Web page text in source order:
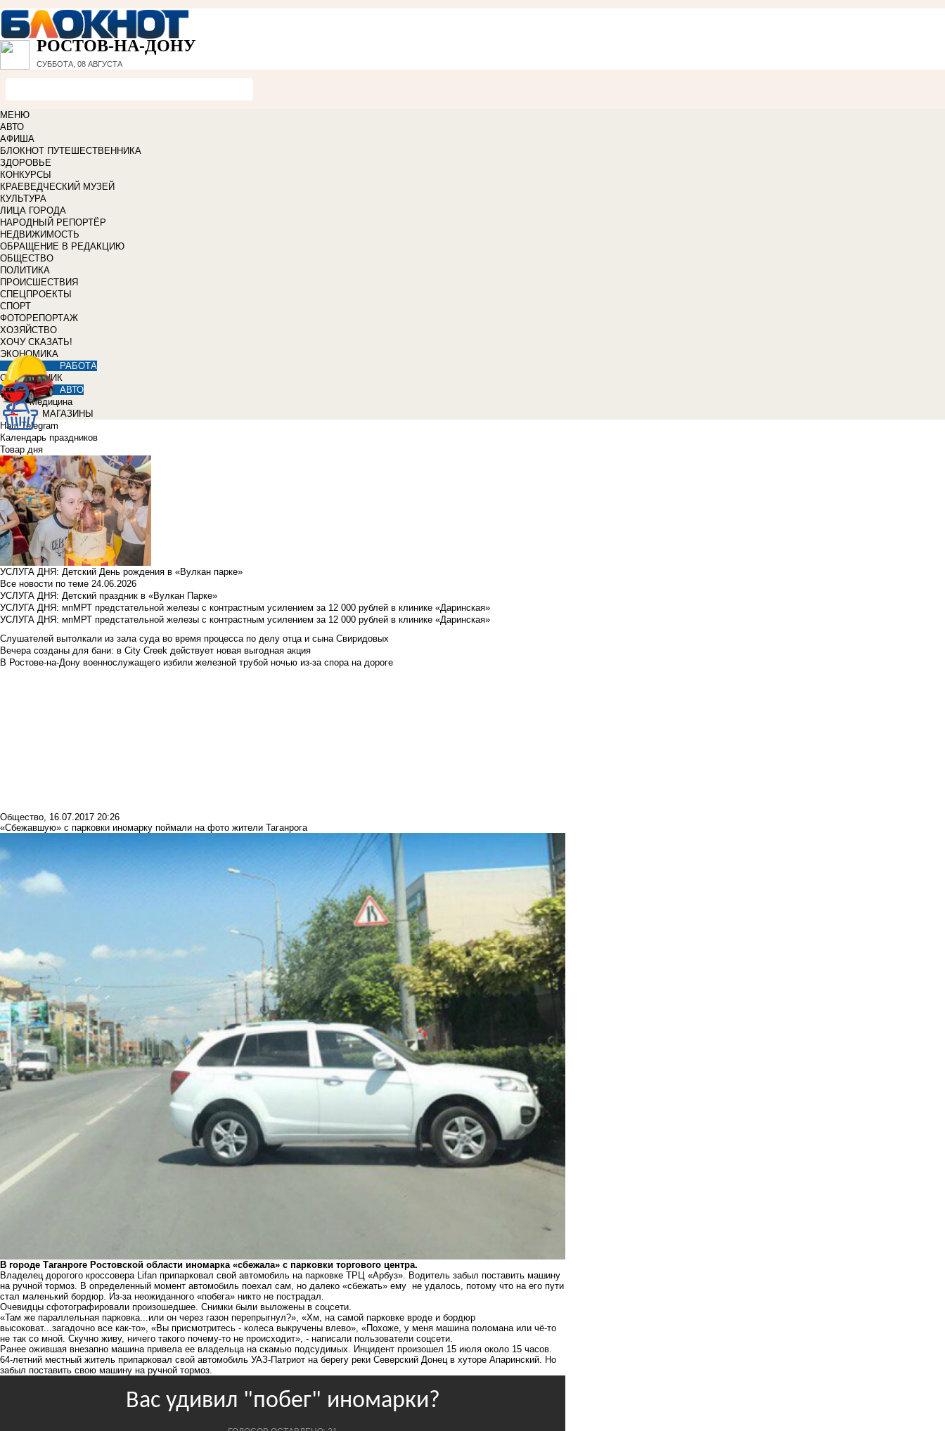
РОСТОВ-НА-ДОНУ
СУББОТА, 08 АВГУСТА
МЕНЮ
АВТО
АФИША
БЛОКНОТ ПУТЕШЕСТВЕННИКА
ЗДОРОВЬЕ
КОНКУРСЫ
КРАЕВЕДЧЕСКИЙ МУЗЕЙ
КУЛЬТУРА
ЛИЦА ГОРОДА
НАРОДНЫЙ РЕПОРТЁР
НЕДВИЖИМОСТЬ
ОБРАЩЕНИЕ В РЕДАКЦИЮ
ОБЩЕСТВО
ПОЛИТИКА
ПРОИСШЕСТВИЯ
СПЕЦПРОЕКТЫ
СПОРТ
ФОТОРЕПОРТАЖ
ХОЗЯЙСТВО
ХОЧУ СКАЗАТЬ!
ЭКОНОМИКА
РАБОТА
СПРАВОЧНИК
АВТО
Медицина
МАГАЗИНЫ
Наш Telegram
Календарь праздников
Товар дня
УСЛУГА ДНЯ: Детский День рождения в «Вулкан парке»
Все новости по теме 24.06.2026
УСЛУГА ДНЯ: Детский праздник в «Вулкан Парке»
УСЛУГА ДНЯ: мпМРТ предстательной железы с контрастным усилением за 12 000 рублей в клинике «Даринская»
УСЛУГА ДНЯ: мпМРТ предстательной железы с контрастным усилением за 12 000 рублей в клинике «Даринская»
Слушателей вытолкали из зала суда во время процесса по делу отца и сына Свиридовых
Вечера созданы для бани: в City Creek действует новая выгодная акция
В Ростове-на-Дону военнослужащего избили железной трубой ночью из-за спора на дороге
Общество, 16.07.2017 20:26
«Сбежавшую» с парковки иномарку поймали на фото жители Таганрога
В городе Таганроге Ростовской области иномарка «сбежала» с парковки торгового центра.
Владелец дорогого кроссовера Lifan припарковал свой автомобиль на парковке ТРЦ «Арбуз». Водитель забыл поставить машину
на ручной тормоз. В определенный момент автомобиль поехал сам, но далеко «сбежать» ему не удалось, потому что на его пути
стал маленький бордюр. Из-за неожиданного «побега» никто не пострадал.
Очевидцы сфотографировали произошедшее. Снимки были выложены в соцсети.
«Там же параллельная парковка...или он через газон перепрыгнул?», «Хм, на самой парковке вроде и бордюр
высоковат...загадочно все как-то», «Вы присмотритесь - колеса выкручены влево», «Похоже, у меня машина поломана или чё-то
не так со мной. Скучно живу, ничего такого почему-то не происходит», - написали пользователи соцсети.
Ранее ожившая внезапно машина привела ее владельца на скамью подсудимых. Инцидент произошел 15 июля около 15 часов.
64-летний местный житель припарковал свой автомобиль УАЗ-Патриот на берегу реки Северский Донец в хуторе Апаринский. Но
забыл поставить свою машину на ручной тормоз.